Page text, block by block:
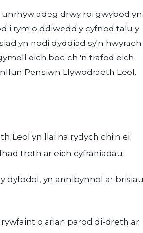
adeg drwy roi gwybod yn
i rym o ddiwedd y cyfnod talu y
yn nodi dyddiad sy'n hwyrach
eich bod chi'n trafod eich
Pensiwn Llywodraeth Leol.
Leol yn llai na rydych chi'n ei
treth ar eich cyfraniadau
dyfodol, yn annibynnol ar brisiau
o arian parod di-dreth ar